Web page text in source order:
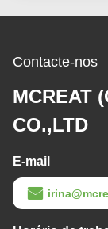
Contacte-nos
MCREAT
CO.,LTD
E-mail